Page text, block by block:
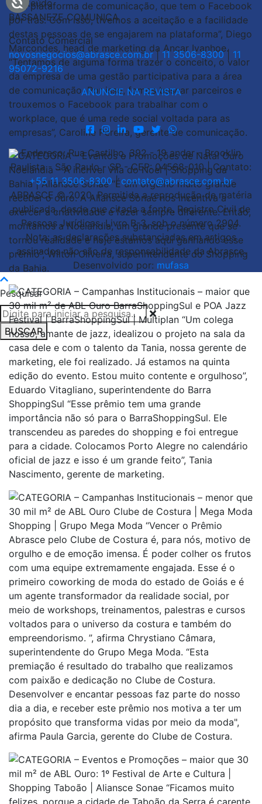
Conteúdo
BASSANEZE COMUNICA
Contato Comercial
novosnegocios@abrasce.com.br| 11 3506-8300| 11
95072-9216
ANUNCIE NA REVISTA
Endereço: Rua Castilho, 392 - 19 andar - Brooklin
Paulista - São Paulo - SP - CEP: 04568-010 | Contato:
+55 11 3506-8300|contato@abrasce.com.br
ABRASCE © 2020. Permitida a reprodução de matéria
publicada, desde que citada a fonte. Registro Civil de
Pessoas Jurídicas. Livro B-3, sob o número 2904.
Nota: as declarações substanciadas em artigos
assinados não são de responsabilidade da Abrasce.
Desenvolvido por: mufasa
Pesquisar
BUSCAR